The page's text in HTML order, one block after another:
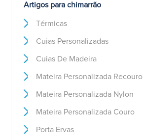
Artigos para chimarrão
Térmicas
Cuias Personalizadas
Cuias De Madeira
Mateira Personalizada Recouro
Mateira Personalizada Nylon
Mateira Personalizada Couro
Porta Ervas